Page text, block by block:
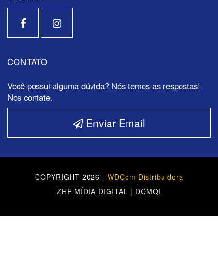
CONTATO
Você possui alguma dúvida? Nós temos as respostas!
Nos contate.
Enviar Email
COPYRIGHT 2026 - WDCom Distribuidora
ZHF MÍDIA DIGITAL | DOMQI